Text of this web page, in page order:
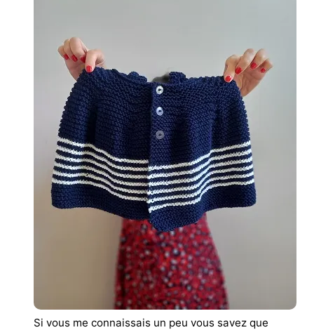
Si vous me connaissais un peu vous savez que